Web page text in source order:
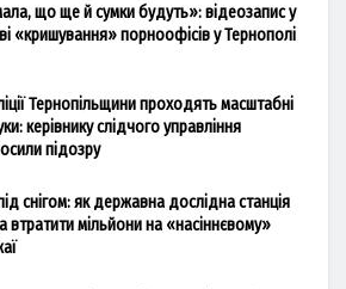
що ще й сумки будуть»: відеозапис у
«кришування» порноофісів у Тернополі
Тернопільщини проходять масштабні
керівнику слідчого управління
підозру
снігом: як державна дослідна станція
втратити мільйони на «насіннєвому»